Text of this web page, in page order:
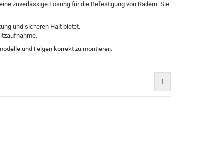
zuverlässige Lösung für die Befestigung von Rädern. Sie
und sicheren Halt bietet.
und Felgen korrekt zu montieren.
1